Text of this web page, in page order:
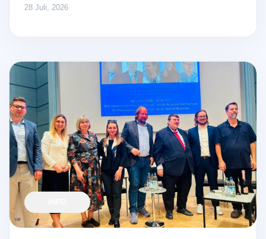
28 Juli, 2026